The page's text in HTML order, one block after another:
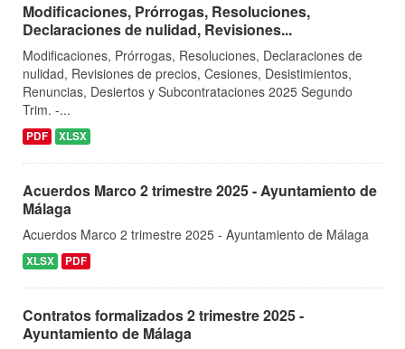
Modificaciones, Prórrogas, Resoluciones,
Declaraciones de nulidad, Revisiones...
Modificaciones, Prórrogas, Resoluciones, Declaraciones de
nulidad, Revisiones de precios, Cesiones, Desistimientos,
Renuncias, Desiertos y Subcontrataciones 2025 Segundo
Trim. -...
PDF XLSX
Acuerdos Marco 2 trimestre 2025 - Ayuntamiento de
Málaga
Acuerdos Marco 2 trimestre 2025 - Ayuntamiento de Málaga
XLSX PDF
Contratos formalizados 2 trimestre 2025 -
Ayuntamiento de Málaga